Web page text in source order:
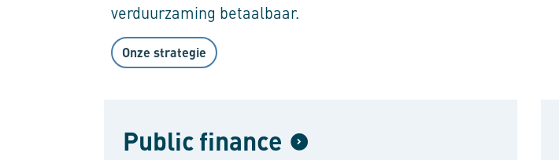
verduurzaming betaalbaar.
Onze strategie
Public finance